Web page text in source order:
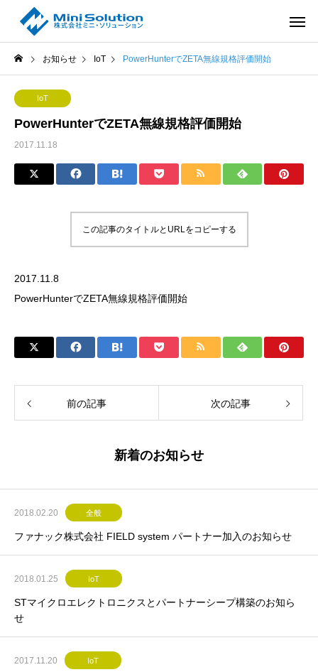
お知らせ IoT PowerHunterでZETA無線規格評価開始
IoT
PowerHunterでZETA無線規格評価開始
2017.11.18
この記事のタイトルとURLをコピーする
2017.11.8
PowerHunterでZETA無線規格評価開始
前の記事 次の記事
新着のお知らせ
2018.02.20 全般
ファナック株式会社 FIELD system パートナー加入のお知らせ
2018.01.25 IoT
STマイクロエレクトロニクスとパートナーシープ構築のお知ら
せ
2017.11.20 IoT